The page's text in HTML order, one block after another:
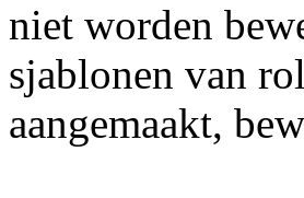
niet worden
sjablonen van
aangemaakt,